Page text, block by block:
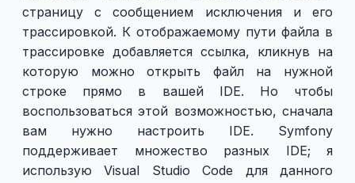
страницу с сообщением исключения и его
трассировкой. К отображаемому пути файла в
трассировке добавляется ссылка, кликнув на
которую можно открыть файл на нужной
строке прямо в вашей IDE. Но чтобы
воспользоваться этой возможностью, сначала
вам нужно настроить IDE. Symfony
поддерживает множество разных IDE; я
использую Visual Studio Code для данного